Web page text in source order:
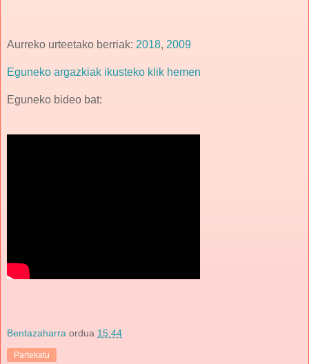
Aurreko urteetako berriak: 2018, 2009
Eguneko argazkiak ikusteko klik hemen
Eguneko bideo bat:
Bentazaharra ordua 15:44
Partekatu